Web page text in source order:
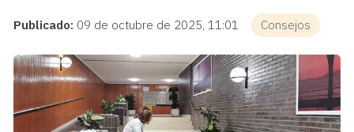
Publicado: 09 de octubre de 2025, 11:01 Consejos